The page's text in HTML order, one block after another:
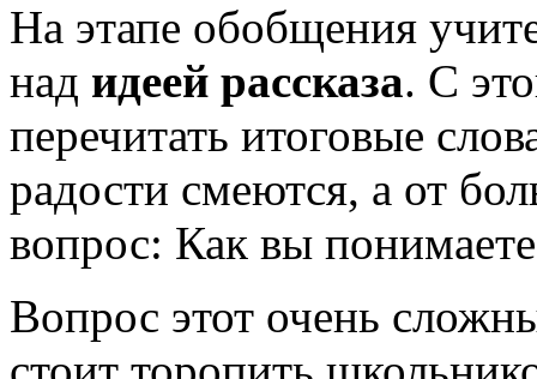
На этапе обобщения
над идеей рассказа. С
перечитать итоговые
радости смеются, а от
вопрос: Как вы понимаете
Вопрос этот очень